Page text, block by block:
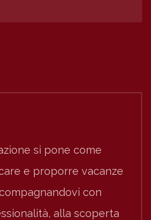
si pone come
e proporre vacanze
con
alla scoperta